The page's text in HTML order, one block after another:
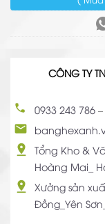
CÔNG TY
0933 243 786 –
Tổng Kho &
Hoàng Mai_
Xưởng sản
Đồng_Yên